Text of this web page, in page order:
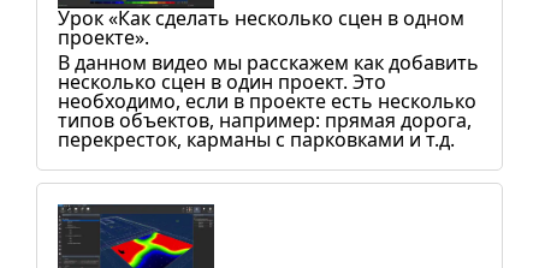
Урок «Как сделать несколько сцен в одном
проекте».
В данном видео мы расскажем как добавить
несколько сцен в один проект. Это
необходимо, если в проекте есть несколько
типов объектов, например: прямая дорога,
перекресток, карманы с парковками и т.д.